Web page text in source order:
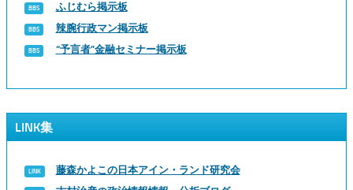
ふじむら掲示板
辣腕行政マン掲示板
“予言者”金融セミナー掲示板
LINK集
藤森かよこの日本アイン・ランド研究会